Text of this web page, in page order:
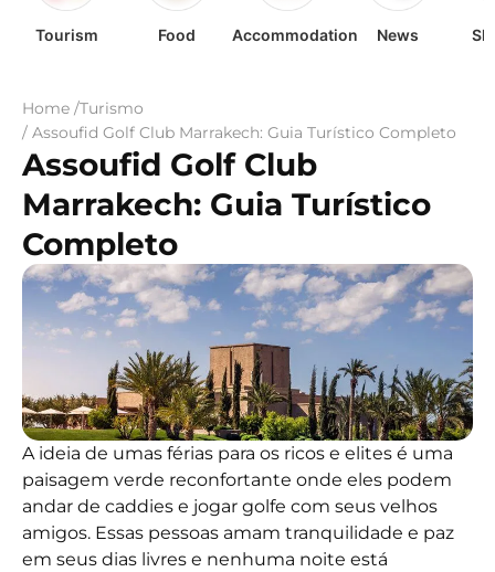
Tourism Food Accommodation News
Home /Turismo
/ Assoufid Golf Club Marrakech: Guia Turístico Completo
Assoufid Golf Club
Marrakech: Guia Turístico
Completo
A ideia de umas férias para os ricos e elites é uma
paisagem verde reconfortante onde eles podem
andar de caddies e jogar golfe com seus velhos
amigos. Essas pessoas amam tranquilidade e paz
em seus dias livres e nenhuma noite está